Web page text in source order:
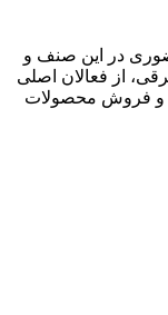
فعالیت حضوری در این صنف و
از فعالان اصلی
و فروش محصولات